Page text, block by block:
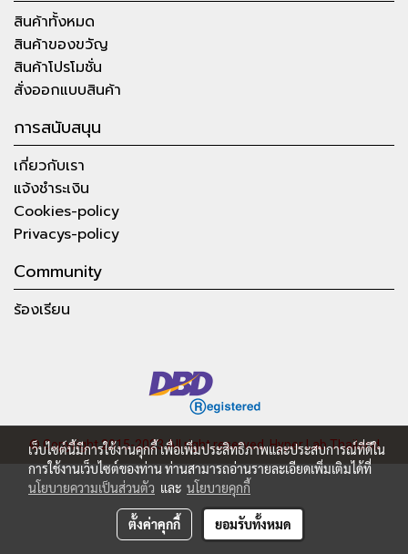
สินค้าทั้งหมด
สินค้าของขวัญ
สินค้าโปรโมชั่น
สั่งออกแบบสินค้า
การสนับสนุน
เกี่ยวกับเรา
แจ้งชำระเงิน
Cookies-policy
Privacys-policy
Community
ร้องเรียน
© Copyright 2015-2023 All right reserved.Hyper Lab Thailand
เว็บไซต์นี้มีการใช้งานคุกกี้ เพื่อเพิ่มประสิทธิภาพและประสบการณ์ที่ดีใน
การใช้งานเว็บไซต์ของท่าน ท่านสามารถอ่านรายละเอียดเพิ่มเติมได้ที่
นโยบายความเป็นส่วนตัว และ นโยบายคุกกี้
ตั้งค่าคุกกี้ ยอมรับทั้งหมด